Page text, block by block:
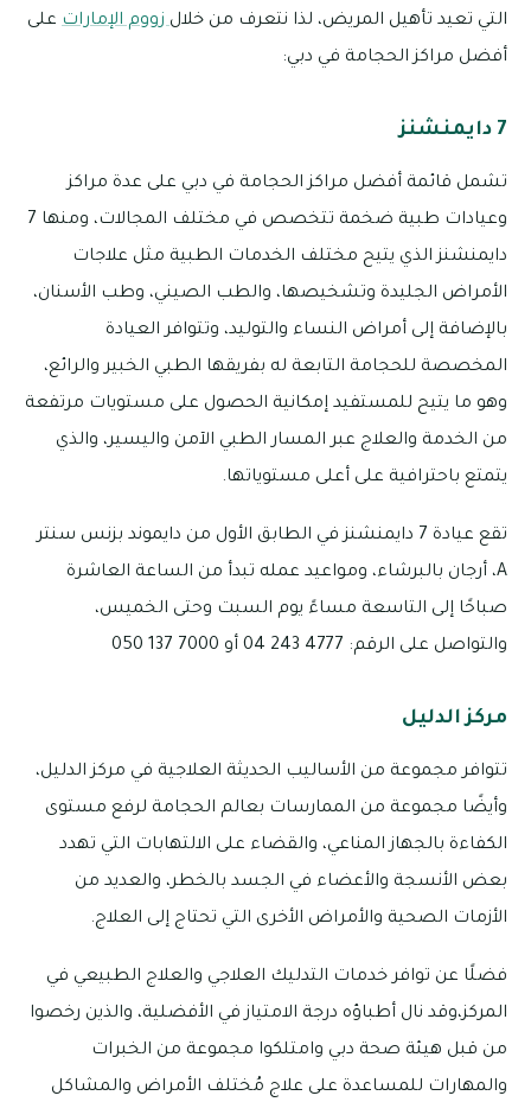
التي تعيد تأهيل المريض، لذا نتعرف من خلالزووم الإمارات على
أفضل مراكز الحجامة في دبي:
7 دايمنشنز
تشمل قائمة أفضل مراكز الحجامة في دبي على عدة مراكز
وعيادات طبية ضخمة تتخصص في مختلف المجالات، ومنها 7
دايمنشنز الذي يتيح مختلف الخدمات الطبية مثل علاجات
الأمراض الجليدة وتشخيصها، والطب الصيني، وطب الأسنان،
بالإضافة إلى أمراض النساء والتوليد، وتتوافر العيادة
المخصصة للحجامة التابعة له بفريقها الطبي الخبير والرائع،
وهو ما يتيح للمستفيد إمكانية الحصول على مستويات مرتفعة
من الخدمة والعلاج عبر المسار الطبي الآمن واليسير، والذي
يتمتع باحترافية على أعلى مستوياتها.
تقع عيادة 7 دايمنشنز في الطابق الأول من دايموند بزنس سنتر
A، أرجان بالبرشاء، ومواعيد عمله تبدأ من الساعة العاشرة
صباحًا إلى التاسعة مساءً يوم السبت وحتى الخميس،
والتواصل على الرقم: 4777 243 04 أو 7000 137 050
مركز الدليل
تتوافر مجموعة من الأساليب الحديثة العلاجية في مركز الدليل،
وأيضًا مجموعة من الممارسات بعالم الحجامة لرفع مستوى
الكفاءة بالجهاز المناعي، والقضاء على الالتهابات التي تهدد
بعض الأنسجة والأعضاء في الجسد بالخطر، والعديد من
الأزمات الصحية والأمراض الأخرى التي تحتاج إلى العلاج.
فضلًا عن توافر خدمات التدليك العلاجي والعلاج الطبيعي في
المركز،وقد نال أطباؤه درجة الامتياز في الأفضلية، والذين رخصوا
من قبل هيئة صحة دبي وامتلكوا مجموعة من الخبرات
والمهارات للمساعدة على علاج مُختلف الأمراض والمشاكل